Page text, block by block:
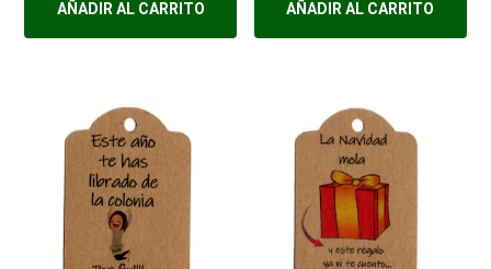
AÑADIR AL CARRITO AÑADIR AL CARRITO